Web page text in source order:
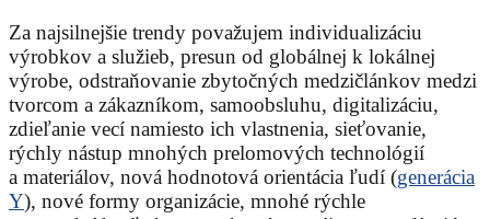
Za najsilnejšie trendy považujem individualizáciu
výrobkov a služieb, presun od globálnej k lokálnej
výrobe, odstraňovanie zbytočných medzičlánkov medzi
tvorcom a zákazníkom, samoobsluhu, digitalizáciu,
zdieľanie vecí namiesto ich vlastnenia, sieťovanie,
rýchly nástup mnohých prelomových technológií
a materiálov, nová hodnotová orientácia ľudí (generácia
Y), nové formy organizácie, mnohé rýchle